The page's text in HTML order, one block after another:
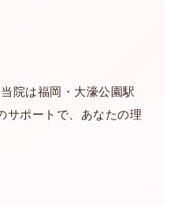
院は福岡・大濠公園駅
サポートで、あなたの理